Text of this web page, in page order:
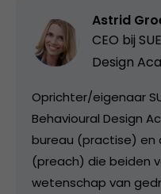
Astrid
CEO bij
Design
Oprichter/eigenaar
Behavioural Design
bureau (practise) en
(preach) die beiden
wetenschap van